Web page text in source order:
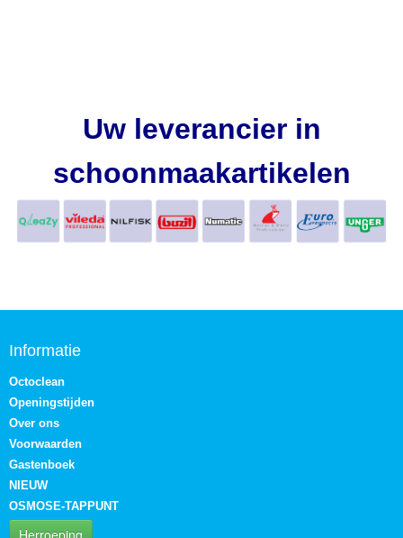
Uw leverancier in
schoonmaakartikelen
Informatie
Octoclean
Openingstijden
Over ons
Voorwaarden
Gastenboek
NIEUW
OSMOSE-TAPPUNT
Herroeping